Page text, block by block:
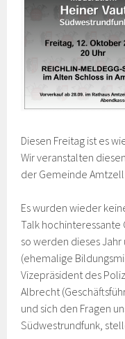
Diesen Freitag ist es
Wir veranstalten
der Gemeinde
Es wurden wieder
Talk hochinteressante
so werden dieses
(ehemalige
Vizepräsident des
Albrecht
und sich den Fragen
Südwestrundfunk,